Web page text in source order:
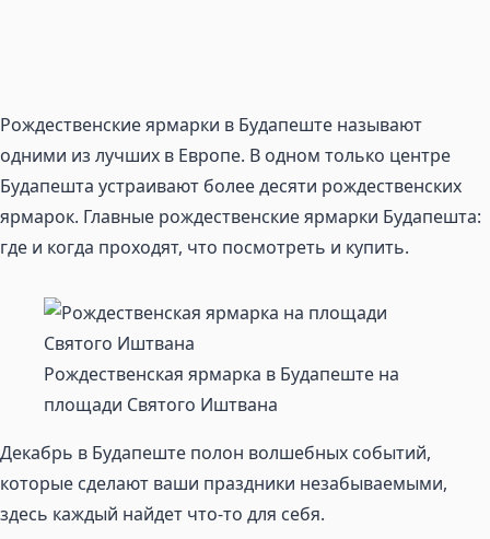
Рождественские ярмарки в Будапеште называют
одними из лучших в Европе. В одном только центре
Будапешта устраивают более десяти рождественских
ярмарок. Главные рождественские ярмарки Будапешта:
где и когда проходят, что посмотреть и купить.
Рождественская ярмарка в Будапеште на
площади Святого Иштвана
Декабрь в Будапеште полон волшебных событий,
которые сделают ваши праздники незабываемыми,
здесь каждый найдет что-то для себя.